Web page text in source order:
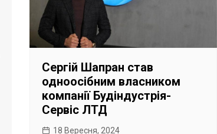
Сергій Шапран став
одноосібним власником
компанії Будіндустрія-
Сервіс ЛТД
18 Вересня, 2024